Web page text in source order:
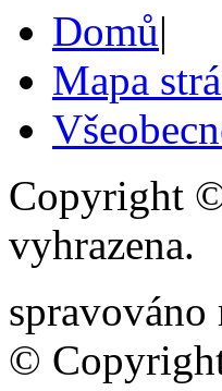
Domů|
Mapa
Copyright
vyhrazena.
©